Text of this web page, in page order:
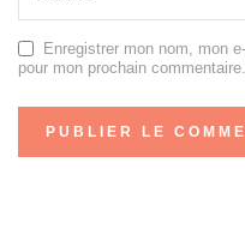
Enregistrer mon nom, mon
pour mon prochain commentaire.